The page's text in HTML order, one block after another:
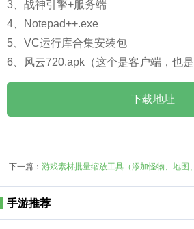
3、战神引擎+服务端
4、Notepad++.exe
5、VC运行库合集安装包
6、风云720.apk（这个是客户端，也是
下载地址
下一篇：游戏素材批量缩放工具（添加怪物、地图
手游推荐